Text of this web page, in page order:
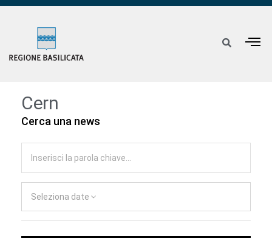
Cern
Cerca una news
Seleziona date